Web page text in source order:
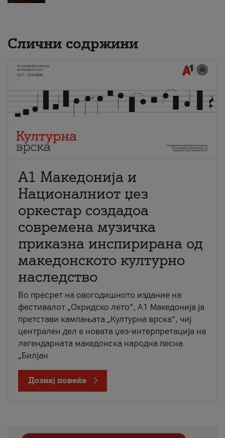
Слични содржини
А1 Македонија и
Националниот џез
оркестар создадоа
современа музичка
приказна инспирирана од
македонското културно
наследство
Во пресрет на овогодишното издание на
фестивалот „Охридско лето“, А1 Македонија ја
претстави кампањата „Културна врска“, чиј
централен дел е новата џез-интерпретација на
легендарната македонска народна песна
„Билјан
Дознај повеќе